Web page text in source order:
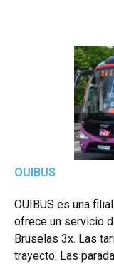
OUIBUS
OUIBUS es una
ofrece un servicio
Bruselas 3x. Las
trayecto. Las